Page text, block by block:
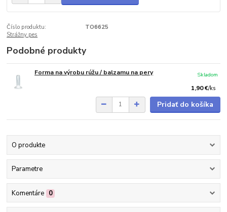
Číslo produktu:
TO6625
Strážny pes
Podobné produkty
Forma na výrobu rúžu / balzamu na pery
1,90 €/ks
Skladom
Pridať do košíka
O produkte
Parametre
Komentáre 0